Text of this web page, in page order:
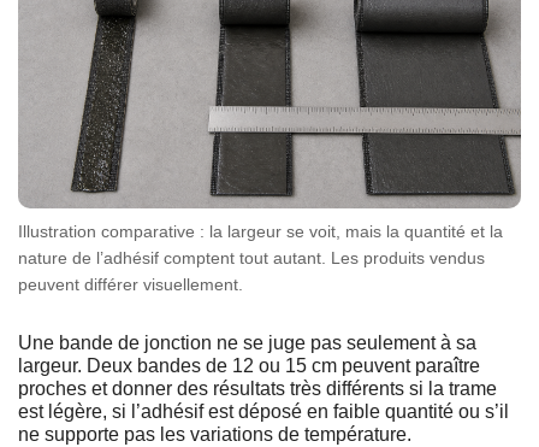
Illustration comparative : la largeur se voit, mais la quantité et la
nature de l’adhésif comptent tout autant. Les produits vendus
peuvent différer visuellement.
Une bande de jonction ne se juge pas seulement à sa
largeur. Deux bandes de 12 ou 15 cm peuvent paraître
proches et donner des résultats très différents si la trame
est légère, si l’adhésif est déposé en faible quantité ou s’il
ne supporte pas les variations de température.